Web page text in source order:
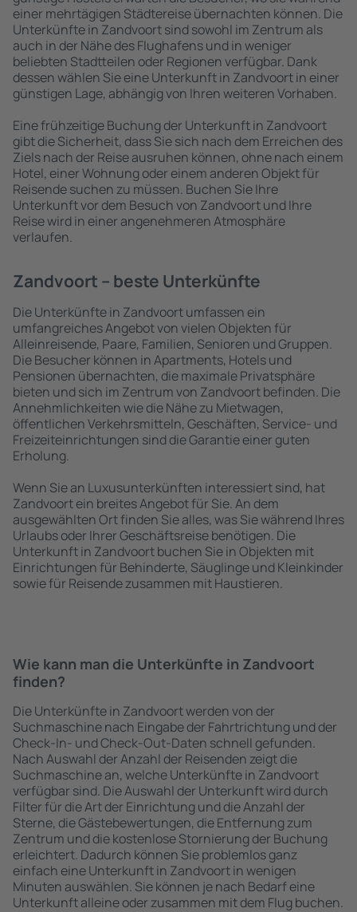
einer mehrtägigen Städtereise übernachten können. Die
Unterkünfte in Zandvoort sind sowohl im Zentrum als
auch in der Nähe des Flughafens und in weniger
beliebten Stadtteilen oder Regionen verfügbar. Dank
dessen wählen Sie eine Unterkunft in Zandvoort in einer
günstigen Lage, abhängig von Ihren weiteren Vorhaben.
Eine frühzeitige Buchung der Unterkunft in Zandvoort
gibt die Sicherheit, dass Sie sich nach dem Erreichen des
Ziels nach der Reise ausruhen können, ohne nach einem
Hotel, einer Wohnung oder einem anderen Objekt für
Reisende suchen zu müssen. Buchen Sie Ihre
Unterkunft vor dem Besuch von Zandvoort und Ihre
Reise wird in einer angenehmeren Atmosphäre
verlaufen.
Zandvoort – beste Unterkünfte
Die Unterkünfte in Zandvoort umfassen ein
umfangreiches Angebot von vielen Objekten für
Alleinreisende, Paare, Familien, Senioren und Gruppen.
Die Besucher können in Apartments, Hotels und
Pensionen übernachten, die maximale Privatsphäre
bieten und sich im Zentrum von Zandvoort befinden. Die
Annehmlichkeiten wie die Nähe zu Mietwagen,
öffentlichen Verkehrsmitteln, Geschäften, Service- und
Freizeiteinrichtungen sind die Garantie einer guten
Erholung.
Wenn Sie an Luxusunterkünften interessiert sind, hat
Zandvoort ein breites Angebot für Sie. An dem
ausgewählten Ort finden Sie alles, was Sie während Ihres
Urlaubs oder Ihrer Geschäftsreise benötigen. Die
Unterkunft in Zandvoort buchen Sie in Objekten mit
Einrichtungen für Behinderte, Säuglinge und Kleinkinder
sowie für Reisende zusammen mit Haustieren.
Wie kann man die Unterkünfte in Zandvoort
finden?
Die Unterkünfte in Zandvoort werden von der
Suchmaschine nach Eingabe der Fahrtrichtung und der
Check-In- und Check-Out-Daten schnell gefunden.
Nach Auswahl der Anzahl der Reisenden zeigt die
Suchmaschine an, welche Unterkünfte in Zandvoort
verfügbar sind. Die Auswahl der Unterkunft wird durch
Filter für die Art der Einrichtung und die Anzahl der
Sterne, die Gästebewertungen, die Entfernung zum
Zentrum und die kostenlose Stornierung der Buchung
erleichtert. Dadurch können Sie problemlos ganz
einfach eine Unterkunft in Zandvoort in wenigen
Minuten auswählen. Sie können je nach Bedarf eine
Unterkunft alleine oder zusammen mit dem Flug buchen.